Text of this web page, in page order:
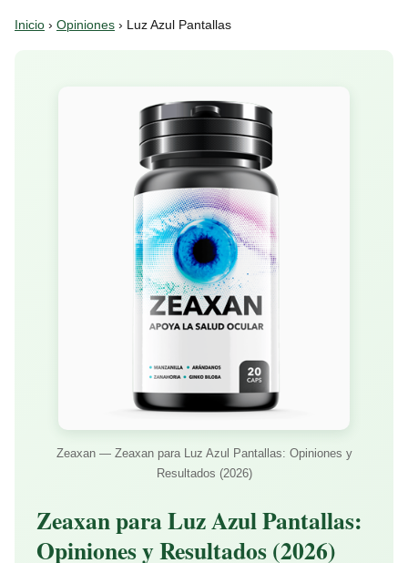
Inicio › Opiniones › Luz Azul Pantallas
Zeaxan — Zeaxan para Luz Azul Pantallas: Opiniones y
Resultados (2026)
Zeaxan para Luz Azul Pantallas:
Opiniones y Resultados (2026)